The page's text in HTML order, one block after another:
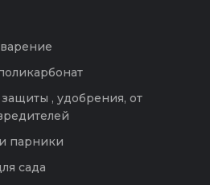
, удобрения, от
парники
сада